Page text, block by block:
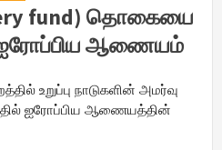
fund) தொகையை
ஐரோப்பிய ஆணையம்
உறுப்பு நாடுகளின் அமர்வு
ஐரோப்பிய ஆணையத்தின்